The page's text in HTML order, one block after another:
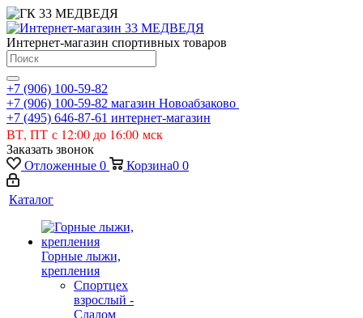
Интернет-магазин спортивных товаров
+7 (906) 100-59-82
+7 (906) 100-59-82 магазин Новоабзаково
+7 (495) 646-87-61 интернет-магазин
ВТ, ПТ с 12:00 до 16:00 мск
Заказать звонок
Отложенные 0 Корзина0 0
Каталог
Горные лыжи,
крепления
Спортцех
взрослый -
Слалом